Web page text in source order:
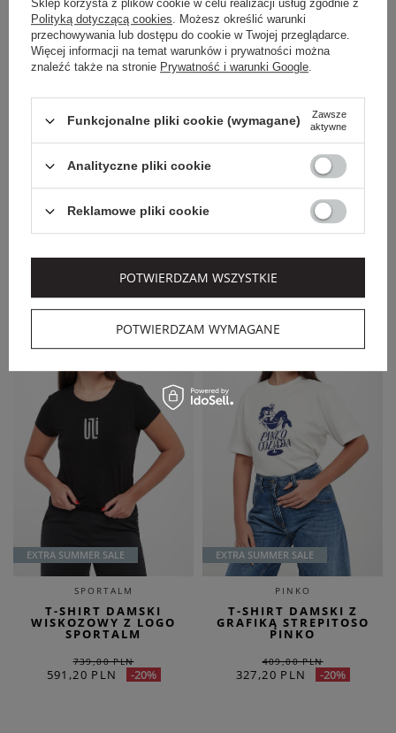
ARMANI EXCHANGE
ARMANI EXCHANGE
143,40 PLN -40%
EXTRA SUMMER SALE
SPORTALM
T-SHIRT DAMSKI W
PASKI SPORTALM
671,20 PLN -20%
EXTRA SUMMER SALE
SPORTALM
T-SHIRT DAMSKI
WISKOZOWY Z LOGO
SPORTALM
739,00 PLN
591,20 PLN -20%
EXTRA SUMMER SALE
PINKO
T-SHIRT DAMSKI Z
GRAFIKĄ STREPITOSO
PINKO
409,00 PLN
327,20 PLN -20%
Sklep korzysta z plików cookie w celu realizacji usług zgodnie z
Polityką dotyczącą cookies. Możesz określić warunki
przechowywania lub dostępu do cookie w Twojej przeglądarce.
Więcej informacji na temat warunków i prywatności można
znaleźć także na stronie Prywatność i warunki Google.
Funkcjonalne pliki cookie (wymagane)
Zawsze
aktywne
Analityczne pliki cookie
Reklamowe pliki cookie
POTWIERDZAM WYMAGANE
POTWIERDZAM WSZYSTKIE